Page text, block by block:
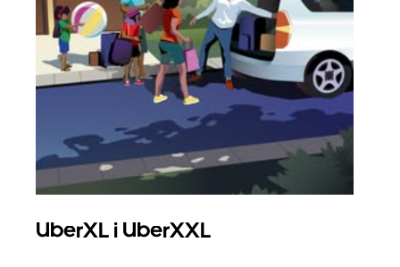
UberXL i UberXXL